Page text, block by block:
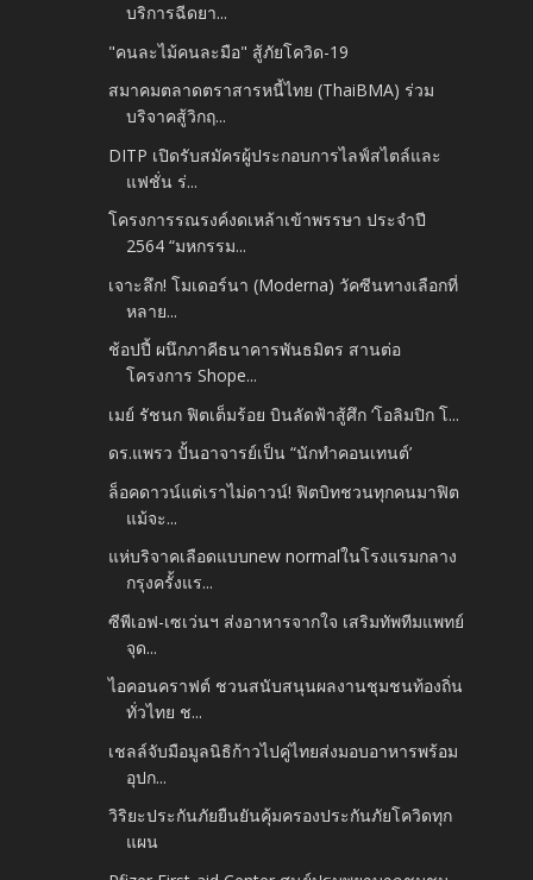
บริการฉีดยา...
"คนละไม้คนละมือ" สู้ภัยโควิด-19
สมาคมตลาดตราสารหนี้ไทย (ThaiBMA) ร่วม
บริจาคสู้วิกฤ...
DITP เปิดรับสมัครผู้ประกอบการไลฟ์สไตล์และ
แฟชั่น ร่...
โครงการรณรงค์งดเหล้าเข้าพรรษา ประจำปี
2564 “มหกรรม...
เจาะลึก! โมเดอร์นา (Moderna) วัคซีนทางเลือกที่
หลาย...
ช้อปปี้ ผนึกภาคีธนาคารพันธมิตร สานต่อ
โครงการ Shope...
เมย์ รัชนก ฟิตเต็มร้อย บินลัดฟ้าสู้ศึก ‘โอลิมปิก โ...
ดร.แพรว ปั้นอาจารย์เป็น “นักทำคอนเทนต์’
ล็อคดาวน์แต่เราไม่ดาวน์! ฟิตบิทชวนทุกคนมาฟิต
แม้จะ...
แห่บริจาคเลือดแบบnew normalในโรงแรมกลาง
กรุงครั้งแร...
ซีพีเอฟ-เซเว่นฯ ส่งอาหารจากใจ เสริมทัพทีมแพทย์
จุด...
ไอคอนคราฟต์ ชวนสนับสนุนผลงานชุมชนท้องถิ่น
ทั่วไทย ช...
เชลล์จับมือมูลนิธิก้าวไปคู่ไทยส่งมอบอาหารพร้อม
อุปก...
วิริยะประกันภัยยืนยันคุ้มครองประกันภัยโควิดทุก
แผน